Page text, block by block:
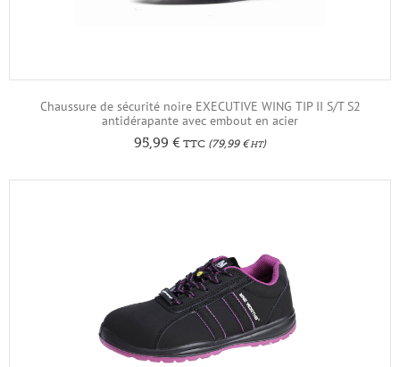
Chaussure de sécurité noire EXECUTIVE WING TIP II S/T S2
antidérapante avec embout en acier
95,99 € TTC (79,99 €HT)